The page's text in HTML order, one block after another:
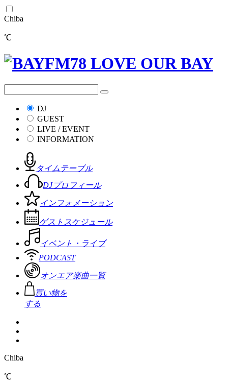
Chiba
℃
DJ
GUEST
LIVE / EVENT
INFORMATION
タイムテーブル
DJプロフィール
インフォメーション
ゲストスケジュール
イベント・ライブ
PODCAST
オンエア楽曲一覧
買い物を
する
Chiba
℃